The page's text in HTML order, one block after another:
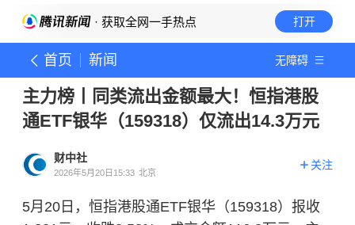
· 获取全网一手热点 打开
首页 新闻 无障碍
主力榜丨同类流出金额最大！恒指港股
通ETF银华（159318）仅流出14.3万元
财中社
2026年5月20日15:33 北京
关注
5月20日，恒指港股通ETF银华（159318）报收